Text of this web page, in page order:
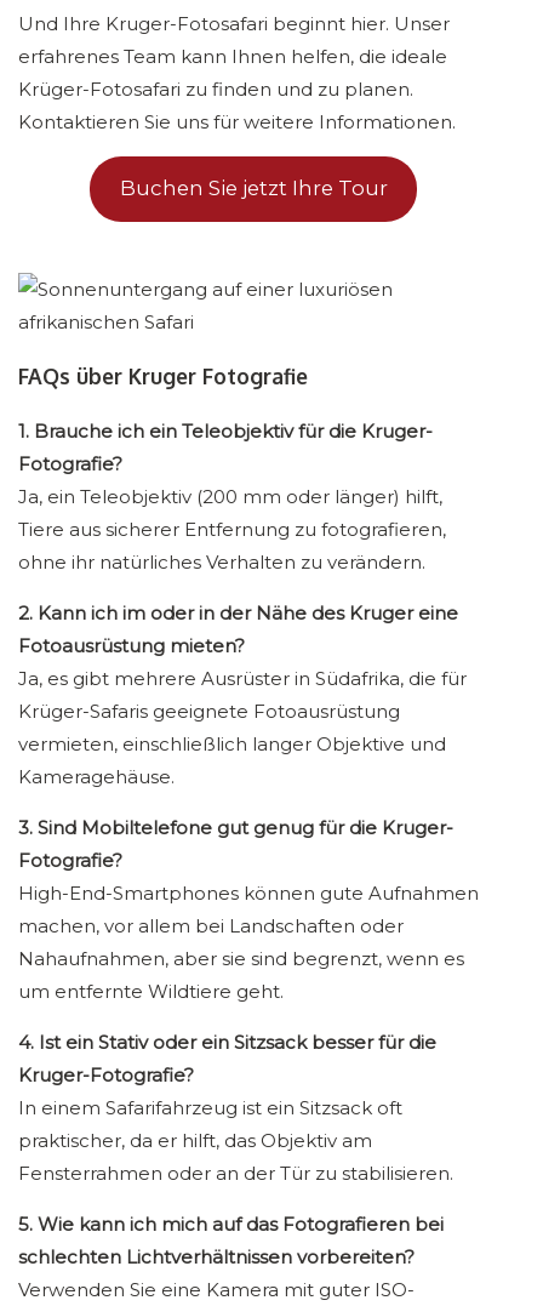
Und Ihre Kruger-Fotosafari beginnt hier. Unser
erfahrenes Team kann Ihnen helfen, die ideale
Krüger-Fotosafari zu finden und zu planen.
Kontaktieren Sie uns für weitere Informationen.
Buchen Sie jetzt Ihre Tour
FAQs über Kruger Fotografie
1. Brauche ich ein Teleobjektiv für die Kruger-
Fotografie?
Ja, ein Teleobjektiv (200 mm oder länger) hilft,
Tiere aus sicherer Entfernung zu fotografieren,
ohne ihr natürliches Verhalten zu verändern.
2. Kann ich im oder in der Nähe des Kruger eine
Fotoausrüstung mieten?
Ja, es gibt mehrere Ausrüster in Südafrika, die für
Krüger-Safaris geeignete Fotoausrüstung
vermieten, einschließlich langer Objektive und
Kameragehäuse.
3. Sind Mobiltelefone gut genug für die Kruger-
Fotografie?
High-End-Smartphones können gute Aufnahmen
machen, vor allem bei Landschaften oder
Nahaufnahmen, aber sie sind begrenzt, wenn es
um entfernte Wildtiere geht.
4. Ist ein Stativ oder ein Sitzsack besser für die
Kruger-Fotografie?
In einem Safarifahrzeug ist ein Sitzsack oft
praktischer, da er hilft, das Objektiv am
Fensterrahmen oder an der Tür zu stabilisieren.
5. Wie kann ich mich auf das Fotografieren bei
schlechten Lichtverhältnissen vorbereiten?
Verwenden Sie eine Kamera mit guter ISO-